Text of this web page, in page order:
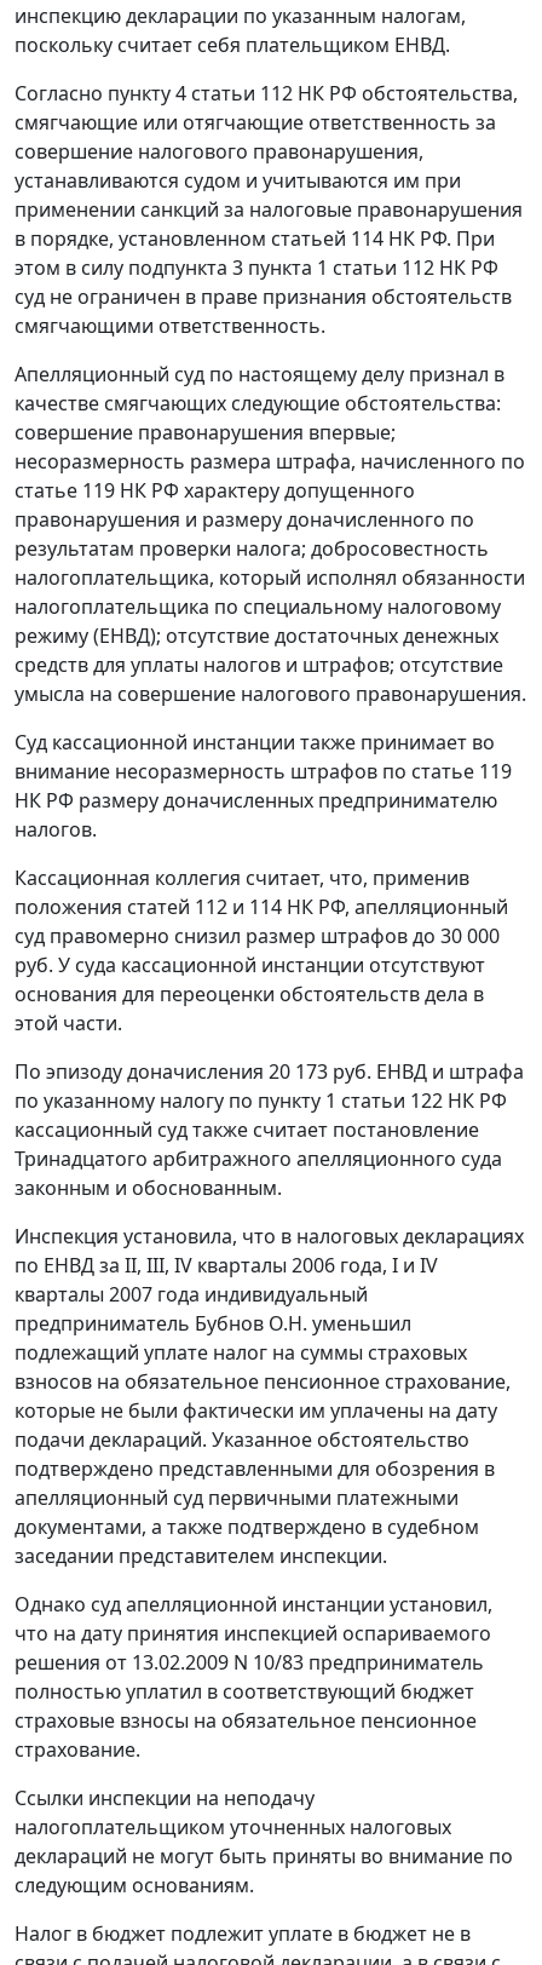
инспекцию декларации по указанным налогам,
поскольку считает себя плательщиком ЕНВД.
Согласно пункту 4 статьи 112 НК РФ обстоятельства,
смягчающие или отягчающие ответственность за
совершение налогового правонарушения,
устанавливаются судом и учитываются им при
применении санкций за налоговые правонарушения
в порядке, установленном статьей 114 НК РФ. При
этом в силу подпункта 3 пункта 1 статьи 112 НК РФ
суд не ограничен в праве признания обстоятельств
смягчающими ответственность.
Апелляционный суд по настоящему делу признал в
качестве смягчающих следующие обстоятельства:
совершение правонарушения впервые;
несоразмерность размера штрафа, начисленного по
статье 119 НК РФ характеру допущенного
правонарушения и размеру доначисленного по
результатам проверки налога; добросовестность
налогоплательщика, который исполнял обязанности
налогоплательщика по специальному налоговому
режиму (ЕНВД); отсутствие достаточных денежных
средств для уплаты налогов и штрафов; отсутствие
умысла на совершение налогового правонарушения.
Суд кассационной инстанции также принимает во
внимание несоразмерность штрафов по статье 119
НК РФ размеру доначисленных предпринимателю
налогов.
Кассационная коллегия считает, что, применив
положения статей 112 и 114 НК РФ, апелляционный
суд правомерно снизил размер штрафов до 30 000
руб. У суда кассационной инстанции отсутствуют
основания для переоценки обстоятельств дела в
этой части.
По эпизоду доначисления 20 173 руб. ЕНВД и штрафа
по указанному налогу по пункту 1 статьи 122 НК РФ
кассационный суд также считает постановление
Тринадцатого арбитражного апелляционного суда
законным и обоснованным.
Инспекция установила, что в налоговых декларациях
по ЕНВД за II, III, IV кварталы 2006 года, I и IV
кварталы 2007 года индивидуальный
предприниматель Бубнов О.Н. уменьшил
подлежащий уплате налог на суммы страховых
взносов на обязательное пенсионное страхование,
которые не были фактически им уплачены на дату
подачи деклараций. Указанное обстоятельство
подтверждено представленными для обозрения в
апелляционный суд первичными платежными
документами, а также подтверждено в судебном
заседании представителем инспекции.
Однако суд апелляционной инстанции установил,
что на дату принятия инспекцией оспариваемого
решения от 13.02.2009 N 10/83 предприниматель
полностью уплатил в соответствующий бюджет
страховые взносы на обязательное пенсионное
страхование.
Ссылки инспекции на неподачу
налогоплательщиком уточненных налоговых
деклараций не могут быть приняты во внимание по
следующим основаниям.
Налог в бюджет подлежит уплате в бюджет не в